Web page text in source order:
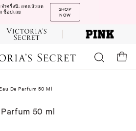
ำครึ่งปี: ลดแล้วลด
ช็อปเลย
SHOP
NOW
De Parfum 50 Ml
50 ml